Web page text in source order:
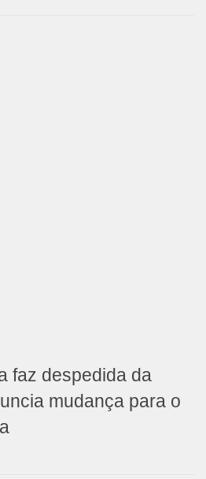
faz despedida da
mudança para o